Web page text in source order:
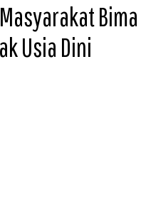
Usia Dini